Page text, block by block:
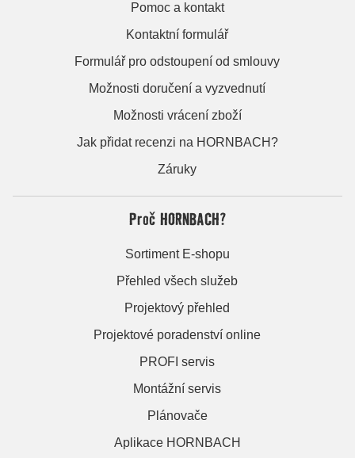
Pomoc a kontakt
Kontaktní formulář
Formulář pro odstoupení od smlouvy
Možnosti doručení a vyzvednutí
Možnosti vrácení zboží
Jak přidat recenzi na HORNBACH?
Záruky
Proč HORNBACH?
Sortiment E-shopu
Přehled všech služeb
Projektový přehled
Projektové poradenství online
PROFI servis
Montážní servis
Plánovače
Aplikace HORNBACH